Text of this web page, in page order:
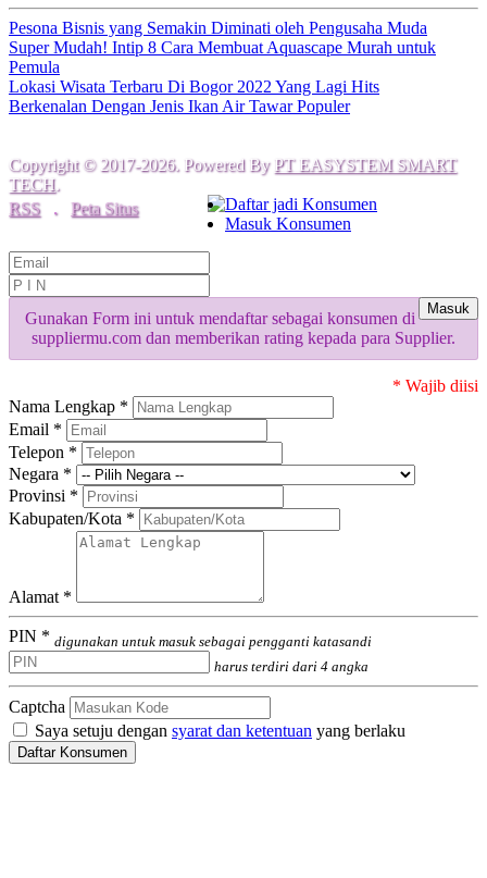
Pesona Bisnis yang Semakin Diminati oleh Pengusaha Muda
Super Mudah! Intip 8 Cara Membuat Aquascape Murah untuk
Pemula
Lokasi Wisata Terbaru Di Bogor 2022 Yang Lagi Hits
Berkenalan Dengan Jenis Ikan Air Tawar Populer
Copyright © 2017-2026. Powered By PT EASYSTEM SMART
TECH.
RSS
. Peta Situs
Daftar jadi Konsumen
Masuk Konsumen
Masuk
Gunakan Form ini untuk mendaftar sebagai konsumen di
suppliermu.com dan memberikan rating kepada para Supplier.
* Wajib diisi
Nama Lengkap *
Email *
Telepon *
Negara *
Provinsi *
Kabupaten/Kota *
Alamat *
PIN * digunakan untuk masuk sebagai pengganti katasandi
harus terdiri dari 4 angka
Captcha
Saya setuju dengan syarat dan ketentuan yang berlaku
Daftar Konsumen